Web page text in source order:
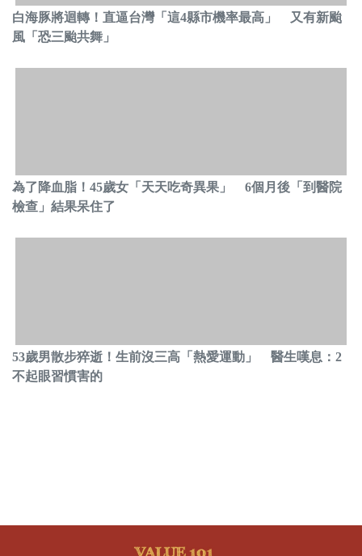
白海豚將迴轉！直逼台灣「這4縣市機率最高」 又有新颱
風「恐三颱共舞」
為了降血脂！45歲女「天天吃奇異果」 6個月後「到醫院
檢查」結果呆住了
53歲男散步猝逝！生前沒三高「熱愛運動」 醫生嘆息：2
不起眼習慣害的